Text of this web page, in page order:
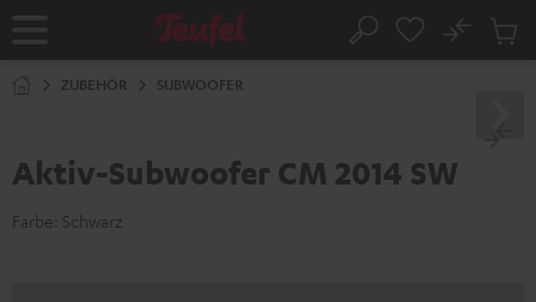
Startseite Suche
No
ZUBEHÖR SUBWOOFER
Aktiv-Subwoofer CM 2014 SW
Farbe: Schwarz